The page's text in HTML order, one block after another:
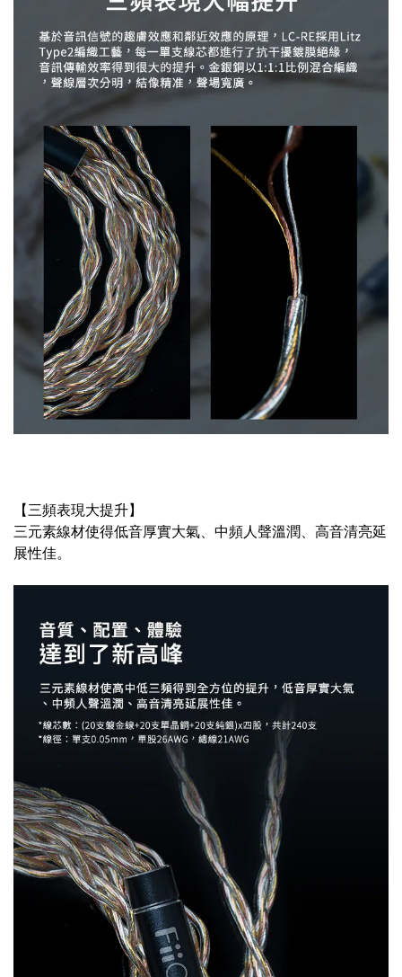
【三頻表現大提升】
三元素線材使得低音厚實大氣、中頻人聲溫潤、高音清亮延
展性佳。